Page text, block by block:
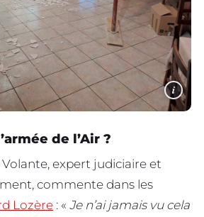
i
de l’Air ?
expert judiciaire et
commente dans les
Lozère : « Je n’ai jamais vu cela